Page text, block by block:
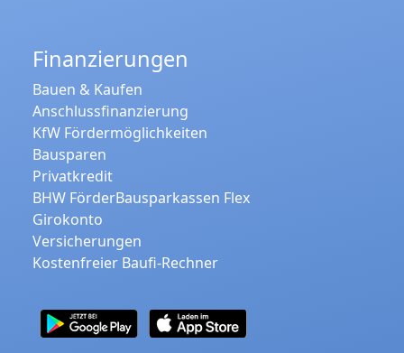
Finanzierungen
Bauen & Kaufen
Anschlussfinanzierung
KfW Fördermöglichkeiten
Bausparen
Privatkredit
BHW FörderBausparkassen Flex
Girokonto
Versicherungen
Kostenfreier Baufi-Rechner